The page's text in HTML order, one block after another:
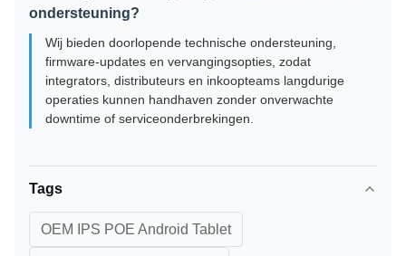
ondersteuning?
Wij bieden doorlopende technische ondersteuning,
firmware-updates en vervangingsopties, zodat
integrators, distributeurs en inkoopteams langdurige
operaties kunnen handhaven zonder onverwachte
downtime of serviceonderbrekingen.
Tags
OEM IPS POE Android Tablet